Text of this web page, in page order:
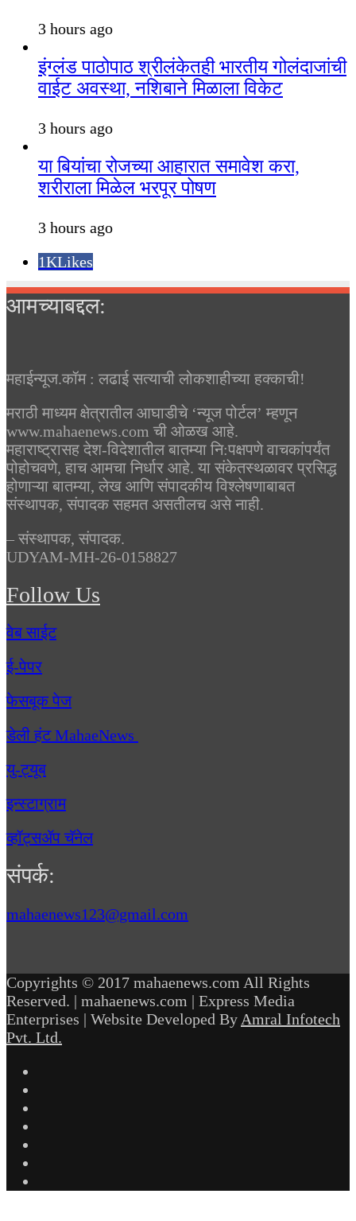
3 hours ago
इंग्लंड पाठोपाठ श्रीलंकेतही भारतीय गोलंदाजांची
वाईट अवस्था, नशिबाने मिळाला विकेट
3 hours ago
या बियांचा रोजच्या आहारात समावेश करा,
शरीराला मिळेल भरपूर पोषण
3 hours ago
1KLikes
आमच्याबद्दल:
महाईन्यूज.कॉम : लढाई सत्याची लोकशाहीच्या हक्काची!
मराठी माध्यम क्षेत्रातील आघाडीचे ‘न्यूज पोर्टल’ म्हणून
www.mahaenews.com ची ओळख आहे.
महाराष्ट्रासह देश-विदेशातील बातम्या नि:पक्षपणे वाचकांपर्यंत
पोहोचवणे, हाच आमचा निर्धार आहे. या संकेतस्थळावर प्रसिद्ध
होणाऱ्या बातम्या, लेख आणि संपादकीय विश्लेषणाबाबत
संस्थापक, संपादक सहमत असतीलच असे नाही.
– संस्थापक, संपादक.
UDYAM-MH-26-0158827
Follow Us
वेब साईट
ई-पेपर
फेसबूक पेज
डेली हंट MahaeNews
यु-ट्यूब
इन्स्टाग्राम
व्हॉट्सॲप चॅनेल
संपर्क:
mahaenews123@gmail.com
Copyrights © 2017 mahaenews.com All Rights
Reserved. | mahaenews.com | Express Media
Enterprises | Website Developed By Amral Infotech
Pvt. Ltd.